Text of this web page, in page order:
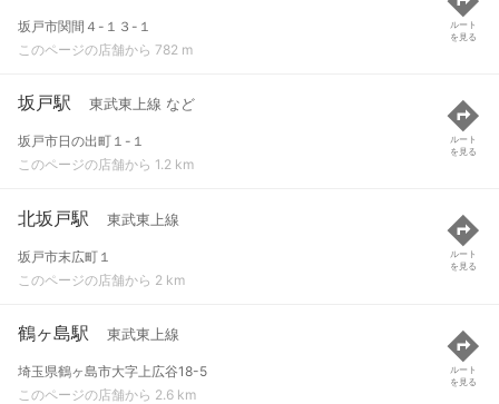
坂戸市関間４-１３-１
このページの店舗から 782 m
ルート
を見る
坂戸駅 東武東上線 など
坂戸市日の出町１-１
このページの店舗から 1.2 km
ルート
を見る
北坂戸駅 東武東上線
坂戸市末広町１
このページの店舗から 2 km
ルート
を見る
鶴ヶ島駅 東武東上線
埼玉県鶴ヶ島市大字上広谷18-5
このページの店舗から 2.6 km
ルート
を見る